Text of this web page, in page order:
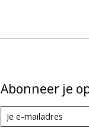
Abonneer je